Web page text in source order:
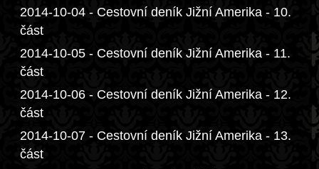
2014-10-04 - Cestovní deník Jižní Amerika - 10.
část
2014-10-05 - Cestovní deník Jižní Amerika - 11.
část
2014-10-06 - Cestovní deník Jižní Amerika - 12.
část
2014-10-07 - Cestovní deník Jižní Amerika - 13.
část